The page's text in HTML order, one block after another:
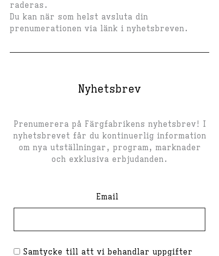
raderas.
Du kan när som helst avsluta din
prenumerationen via länk i nyhetsbreven.
Nyhetsbrev
Prenumerera på Färgfabrikens nyhetsbrev! I
nyhetsbrevet får du kontinuerlig information
om nya utställningar, program, marknader
och exklusiva erbjudanden.
Email
Samtycke till att vi behandlar uppgifter